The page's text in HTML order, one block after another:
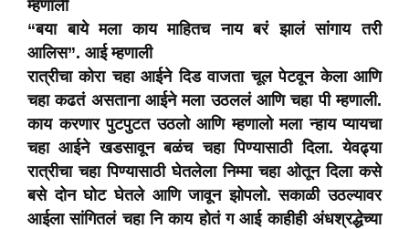
म्हणाली
“बया बाये मला काय माहितच नाय बरं झालं सांगाय तरी
आलिस”. आई म्हणाली
रात्रीचा कोरा चहा आईने दिड वाजता चूल पेटवून केला आणि
चहा कढतं असताना आईने मला उठललं आणि चहा पी म्हणाली.
काय करणार पुटपुटत उठलो आणि म्हणालो मला न्हाय प्यायचा
चहा आईने खडसावून बळंच चहा पिण्यासाठी दिला. येवढ्या
रात्रीचा चहा पिण्यासाठी घेतलेला निम्मा चहा ओतून दिला कसे
बसे दोन घोट घेतले आणि जावून झोपलो. सकाळी उठल्यावर
आईला सांगितलं चहा नि काय होतं ग आई काहीही अंधश्रद्धेच्या